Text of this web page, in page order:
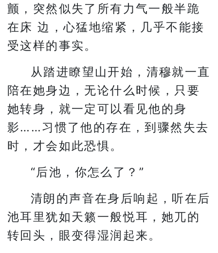
颤，突然似失了所有力气一般半跪
在床 边，心猛地缩紧，几乎不能接
受这样的事实。
从踏进瞭望山开始，清穆就一直
陪在她身边，无论什么时候，只要
她转身，就一定可以看见他的身
影……习惯了他的存在，到骤然失去
时，才会如此恐惧。
“后池，你怎么了？”
清朗的声音在身后响起，听在后
池耳里犹如天籁一般悦耳，她兀的
转回头，眼变得湿润起来。